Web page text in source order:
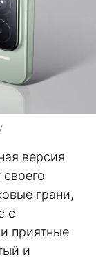
версия
грани,
с
и приятные
и